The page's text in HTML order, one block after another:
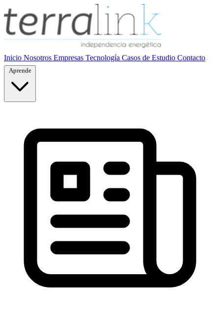
Inicio Nosotros Empresas Tecnología Casos de Estudio Contacto
Aprende